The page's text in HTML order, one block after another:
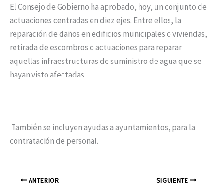
El Consejo de Gobierno ha aprobado, hoy, un conjunto de
actuaciones centradas en diez ejes. Entre ellos, la
reparación de daños en edificios municipales o viviendas,
retirada de escombros o actuaciones para reparar
aquellas infraestructuras de suministro de agua que se
hayan visto afectadas.
También se incluyen ayudas a ayuntamientos, para la
contratación de personal.
ANTERIOR SIGUIENTE